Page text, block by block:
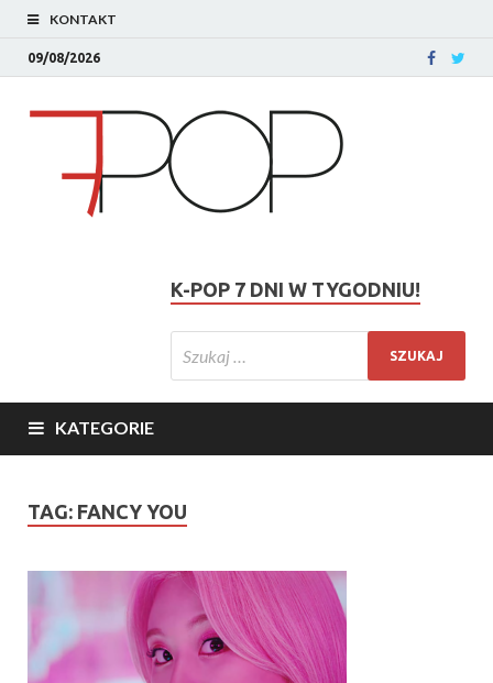
KONTAKT
09/08/2026
K-POP 7 DNI W TYGODNIU!
KATEGORIE
TAG: FANCY YOU